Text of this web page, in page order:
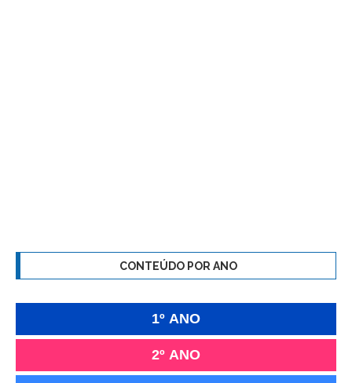
CONTEÚDO POR ANO
1º ANO
2º ANO